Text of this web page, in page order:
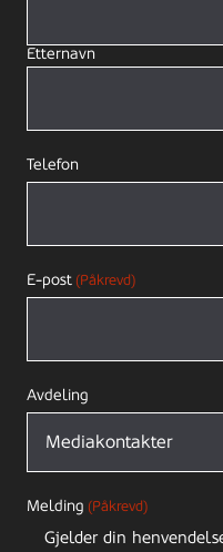
Etternavn
Telefon
E-post (Påkrevd)
Avdeling
Melding (Påkrevd)
Gjelder din